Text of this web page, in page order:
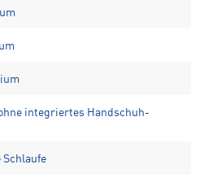
integriertes Handschuh-
Schlaufe